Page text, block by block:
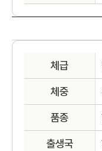
체급
체중
품종
출생국